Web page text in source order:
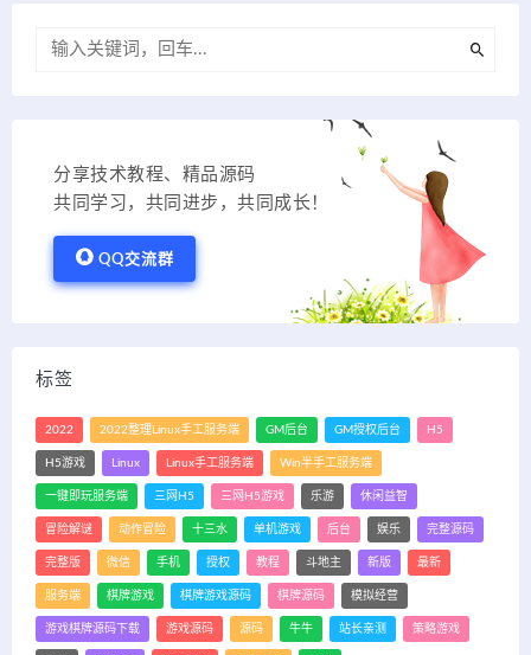
分享技术教程、精品源码
共同学习，共同进步，共同成长！
QQ交流群
标签
2022 2022整理Linux手工服务端 GM后台 GM授权后台 H5
H5游戏 Linux Linux手工服务端 Win半手工服务端
一键即玩服务端 三网H5 三网H5游戏 乐游 休闲益智
冒险解谜 动作冒险 十三水 单机游戏 后台 娱乐 完整源码
完整版 微信 手机 授权 教程 斗地主 新版 最新
服务端 棋牌游戏 棋牌游戏源码 棋牌源码 模拟经营
游戏棋牌源码下载 游戏源码 源码 牛牛 站长亲测 策略游戏